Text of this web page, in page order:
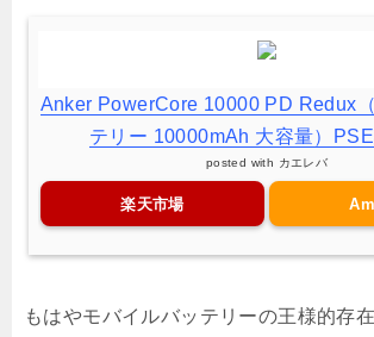
Anker PowerCore 10000 PD Redux
テリー 10000mAh 大容量）
posted with カエレバ
楽天市場
もはやモバイルバッテリーの王様的存